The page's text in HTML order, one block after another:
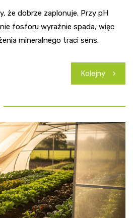
że dobrze zaplonuje. Przy pH
fosforu wyraźnie spada, więc
mineralnego traci sens.
Kolejny